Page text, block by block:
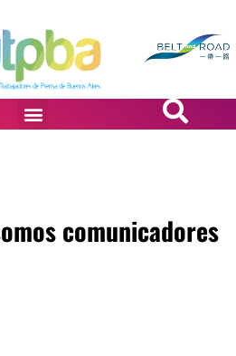
comunicadores